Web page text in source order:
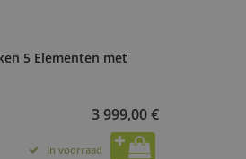
5 Elementen met
3 999,00 €
In voorraad